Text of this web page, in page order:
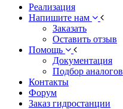
Реализация
Напишите нам
Заказать
Оставить отзыв
Помощь
Документация
Подбор аналогов
Контакты
Форум
Заказ гидростанции